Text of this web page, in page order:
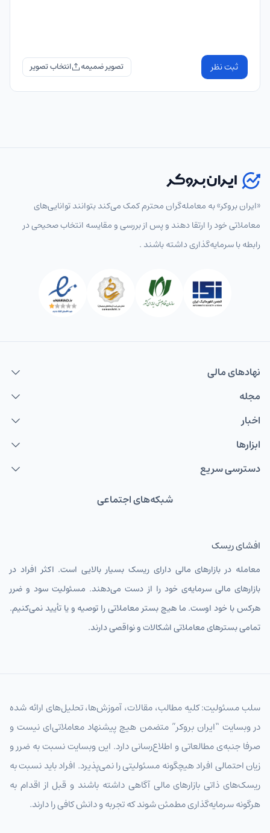
ثبت نظر تصویر ضمیمه
«ایران بروکر» به معامله‌گران محترم کمک می‌کند بتوانند توانایی‌های
معاملاتی خود را ارتقا دهند و پس از بررسی و مقایسه انتخاب‌ صحیحی در
رابطه با سرمایه‌گذاری داشته باشند .
نهاد‌های مالی
مجله
اخبار
ابزارها
دسترسی سریع
شبکه‌های اجتماعی
افشای ریسک
معامله در بازارهای مالی دارای ریسک بسیار بالایی است. اکثر افراد در
بازارهای مالی سرمایه‌ی خود را از دست می‌دهند. مسئولیت سود و ضرر
هرکس با خود اوست. ما هیچ بستر معاملاتی را توصیه و یا تأیید نمی‌کنیم.
تمامی بسترهای معاملاتی اشکالات و نواقصی دارند.
سلب مسئولیت: کلیه مطالب، مقالات، آموزش‌ها، تحلیل‌های ارائه شده
در وبسایت “ایران بروکر” متضمن هیچ پیشنهاد معاملاتی‌ای نیست و
صرفا جنبه‌ی مطالعاتی و اطلاع‌رسانی دارد. این وبسایت نسبت به ضرر و
زیان احتمالی افراد هیچگونه مسئولیتی را نمی‌پذیرد. افراد باید نسبت به
ریسک‌های ذاتی بازارهای مالی آگاهی داشته باشند و قبل از اقدام به
هرگونه سرمایه‌گذاری مطمئن شوند که تجربه و دانش کافی را دارند.